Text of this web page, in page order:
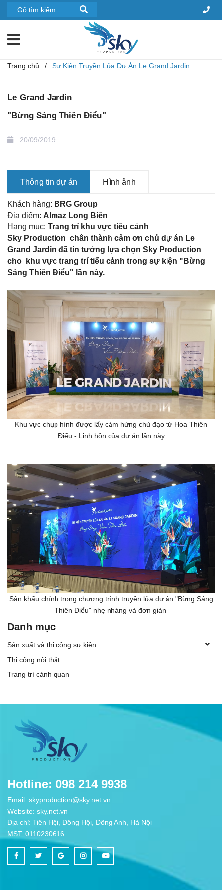
Trang chủ / Sự Kiện Truyền Lửa Dự Án Le Grand Jardin
Le Grand Jardin
"Bừng Sáng Thiên Điểu"
20/09/2019
Thông tin dự án Hình ảnh
Khách hàng: BRG Group
Địa điểm: Almaz Long Biên
Hạng mục: Trang trí khu vực tiểu cảnh
Sky Production chân thành cảm ơn chủ dự án Le
Grand Jardin đã tin tưởng lựa chọn Sky Production
cho khu vực trang trí tiểu cảnh trong sự kiện "Bừng
Sáng Thiên Điểu" lần này.
Khu vực chụp hình được lấy cảm hứng chủ đạo từ Hoa Thiên
Điểu - Linh hồn của dự án lần này
Sân khấu chính trong chương trình truyền lửa dự án "Bừng Sáng
Thiên Điểu" nhẹ nhàng và đơn giản
Danh mục
Sản xuất và thi công sự kiện
Thi công nội thất
Trang trí cảnh quan
Hotline: 098 214 9938
Email: skyproduction@sky.net.vn
Website: sky.net.vn
Địa chỉ: Tiên Hội, Đông Hội, Đông Anh, Hà Nội
MST: 0110230616